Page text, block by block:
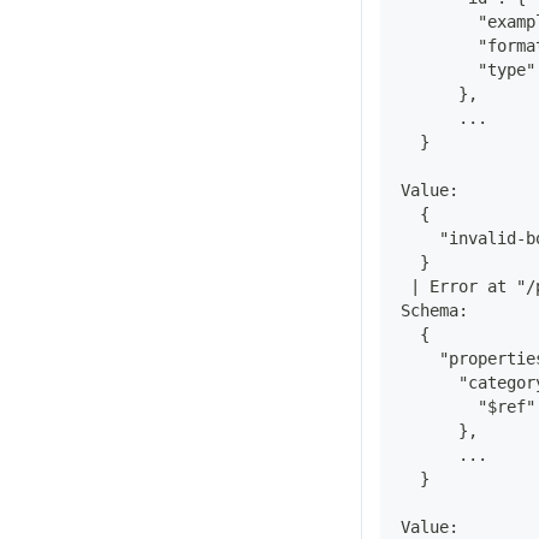
      },
      ...
  }
Value:
  {
"invalid-
  }
| Error at "/
Schema:
  {
      },
      ...
  }
Value: